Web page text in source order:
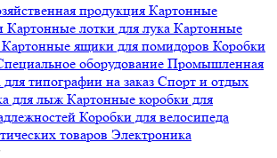
продукция Картонные
Картонные лотки для лука Картонные
Картонные ящики для помидоров Коробки
оборудование Промышленная
типографии на заказ Спорт и отдых
для лыж Картонные коробки для
Коробки для велосипеда
товаров Электроника